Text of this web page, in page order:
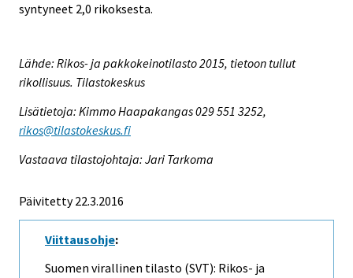
syntyneet 2,0 rikoksesta.
Lähde: Rikos- ja pakkokeinotilasto 2015, tietoon tullut
rikollisuus. Tilastokeskus
Lisätietoja: Kimmo Haapakangas 029 551 3252,
rikos@tilastokeskus.fi
Vastaava tilastojohtaja: Jari Tarkoma
Päivitetty 22.3.2016
Viittausohje:
Suomen virallinen tilasto (SVT): Rikos- ja